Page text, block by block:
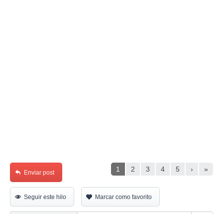
1 2 3 4 5 › »
Enviar post
Seguir este hilo Marcar como favorito